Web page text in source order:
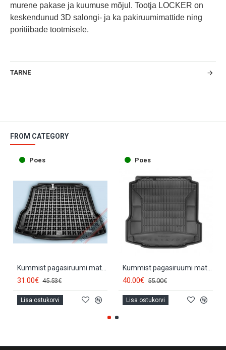
murene pakase ja kuumuse mõjul. Tootja LOCKER on
keskendunud 3D salongi- ja ka pakiruumimattide ning
poritiibade tootmisele.
TARNE
FROM CATEGORY
Poes
Kummist pagasiruumi matt SKODA RAPID (2012-...) 231520
31.00€ 45.53€
Lisa ostukorvi
Poes
Kummist pagasiruumi matt SKODA RAPID Liftback (2012-...) FROGUM
40.00€ 55.00€
Lisa ostukorvi